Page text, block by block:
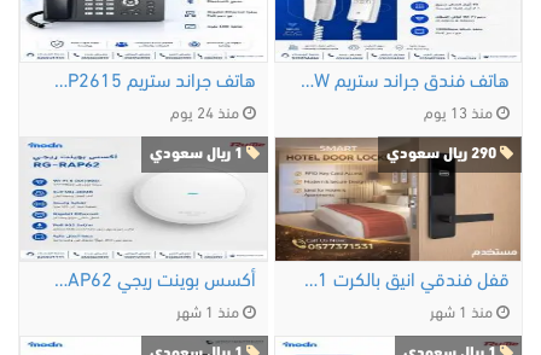
هاتف فندق جراند ستريم GHP611W
منذ 13 يوم
هاتف جراند ستريم GRP2615
منذ 24 يوم
قفل فندقي انيق بالكرت 0577371531
منذ 1 شهر
أكسس بوينت ريجي Reyee RG-RAP62 هل تبحث عن أكسس …
منذ 1 شهر